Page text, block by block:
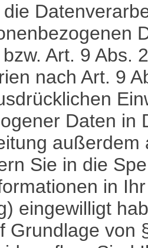
Art. 9 Abs.
nach Art. 9
Daten in
Sie in die
in
eingewilligt
Grundlage von